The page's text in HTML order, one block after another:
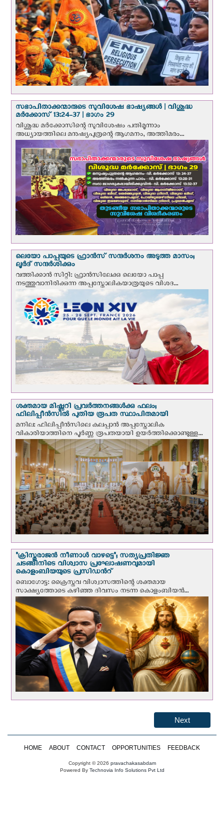
സഭാപിതാക്കന്മാരുടെ സുവിശേഷ ഭാഷ്യങ്ങള്‍ | വിശുദ്ധ
മര്‍ക്കോസ് 13:24-37 | ഭാഗം 29
വിശുദ്ധ മര്‍ക്കോസിന്റെ സുവിശേഷം പതിമൂന്നാം
അധ്യായത്തിലെ മനുഷ്യപുത്രന്റെ ആഗമനം, അത്തിമരം...
ലെയോ പാപ്പയുടെ ഫ്രാന്‍സ് സന്ദര്‍ശനം അടുത്ത മാസം;
ലൂര്‍ദ് സന്ദര്‍ശിക്കും
വത്തിക്കാന്‍ സിറ്റി: ഫ്രാൻസിലേക്കു ലെയോ പാപ്പ
നടത്തുവാനിരിക്കുന്ന അപ്പസ്തോലികയാത്രയുടെ വിശദ...
ശക്തമായ മിഷ്ണറി പ്രവർത്തനങ്ങൾക്കു ഫലം;
ഫിലിപ്പീൻസിൽ പുതിയ രൂപത സ്ഥാപിതമായി
മനില: ഫിലിപ്പീൻസിലെ കലപ്പാൻ അപ്പസ്തോലിക
വികാരിയാത്തിനെ പൂർണ്ണ രൂപതയായി ഉയർത്തിക്കൊണ്ടുള്ള...
"ക്രിസ്തുരാജന്‍ നീണാള്‍ വാഴട്ടെ"; സത്യപ്രതിജ്ഞ
ചടങ്ങിനിടെ വിശ്വാസ പ്രഘോഷണവുമായി
കൊളംബിയയുടെ പ്രസിഡന്‍റ്
ബൊഗോട്ട: ക്രൈസ്തവ വിശ്വാസത്തിന്റെ ശക്തമായ
സാക്ഷ്യത്തോടെ കഴിഞ്ഞ ദിവസം നടന്ന കൊളംബിയന്‍...
Next
HOME ABOUT CONTACT OPPORTUNITIES FEEDBACK
Copyright © 2026 pravachakasabdam
Powered ByTechnovia Info Solutions Pvt Ltd